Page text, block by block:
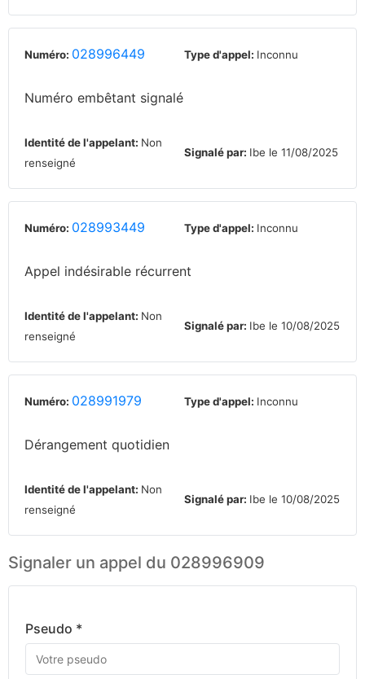
Numéro: 028996449 Type d'appel: Inconnu
Numéro embêtant signalé
Identité de l'appelant: Non
renseigné
Signalé par: Ibe le 11/08/2025
Numéro: 028993449 Type d'appel: Inconnu
Appel indésirable récurrent
Identité de l'appelant: Non
renseigné
Signalé par: Ibe le 10/08/2025
Numéro: 028991979 Type d'appel: Inconnu
Dérangement quotidien
Identité de l'appelant: Non
renseigné
Signalé par: Ibe le 10/08/2025
Signaler un appel du 028996909
Pseudo *